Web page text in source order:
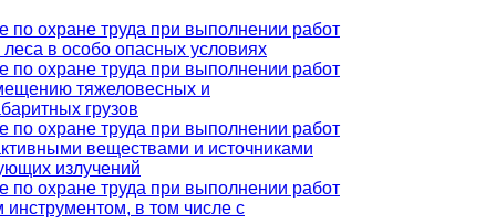
по охране труда при выполнении работ
леса в особо опасных условиях
по охране труда при выполнении работ
тяжеловесных и
грузов
по охране труда при выполнении работ
веществами и источниками
излучений
по охране труда при выполнении работ
инструментом, в том числе с